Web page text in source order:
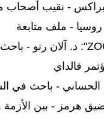
- نقيب أصحاب
- ملف متابعة
فالداي
- باحث في
هرمز - بين الأزمة